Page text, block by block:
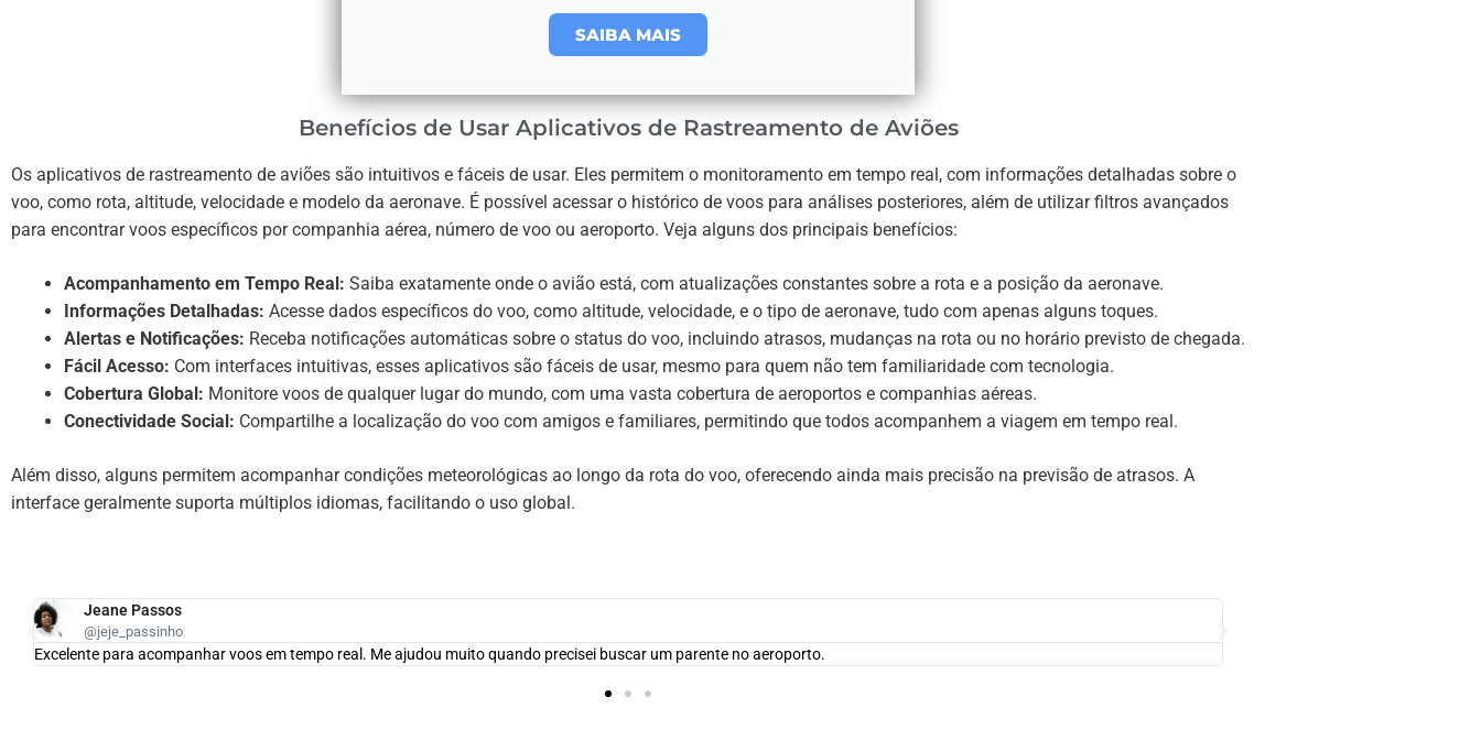
SAIBA MAIS
Benefícios de Usar Aplicativos de Rastreamento de Aviões
Os aplicativos de rastreamento de aviões são intuitivos e fáceis de usar. Eles permitem o monitoramento em tempo real, com informações detalhadas sobre o
voo, como rota, altitude, velocidade e modelo da aeronave. É possível acessar o histórico de voos para análises posteriores, além de utilizar filtros avançados
para encontrar voos específicos por companhia aérea, número de voo ou aeroporto. Veja alguns dos principais benefícios:
Acompanhamento em Tempo Real: Saiba exatamente onde o avião está, com atualizações constantes sobre a rota e a posição da aeronave.
Informações Detalhadas: Acesse dados específicos do voo, como altitude, velocidade, e o tipo de aeronave, tudo com apenas alguns toques.
Alertas e Notificações: Receba notificações automáticas sobre o status do voo, incluindo atrasos, mudanças na rota ou no horário previsto de chegada.
Fácil Acesso: Com interfaces intuitivas, esses aplicativos são fáceis de usar, mesmo para quem não tem familiaridade com tecnologia.
Cobertura Global: Monitore voos de qualquer lugar do mundo, com uma vasta cobertura de aeroportos e companhias aéreas.
Conectividade Social: Compartilhe a localização do voo com amigos e familiares, permitindo que todos acompanhem a viagem em tempo real.
Além disso, alguns permitem acompanhar condições meteorológicas ao longo da rota do voo, oferecendo ainda mais precisão na previsão de atrasos. A
interface geralmente suporta múltiplos idiomas, facilitando o uso global.
Jeane Passos
@jeje_passinho
Excelente para acompanhar voos em tempo real. Me ajudou muito quando precisei buscar um parente no aeroporto.